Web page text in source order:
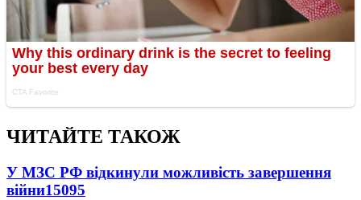
ЧИТАЙТЕ ТАКОЖ
У МЗС РФ відкинули можливість завершення
війни15095